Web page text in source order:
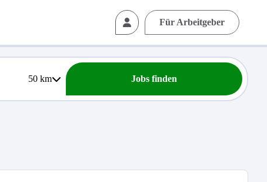
Für Arbeitgeber
50km Jobs finden